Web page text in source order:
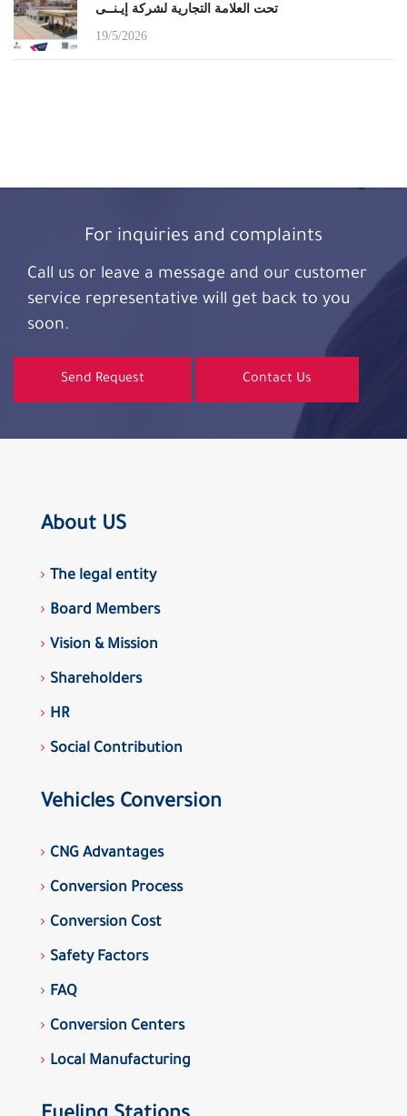
تحت العلامة التجارية لشركة إيـنــى
19/5/2026
For inquiries and complaints
Call us or leave a message and our customer
service representative will get back to you
soon.
Send Request Contact Us
About US
The legal entity
Board Members
Vision & Mission
Shareholders
HR
Social Contribution
Vehicles Conversion
CNG Advantages
Conversion Process
Conversion Cost
Safety Factors
FAQ
Conversion Centers
Local Manufacturing